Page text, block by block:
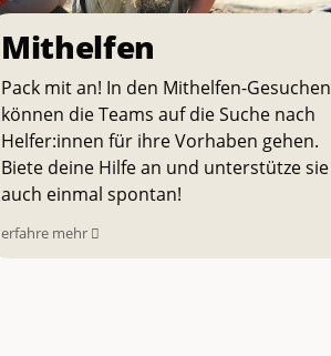
Mithelfen
Pack mit an! In den Mithelfen-Gesuchen
können die Teams auf die Suche nach
Helfer:innen für ihre Vorhaben gehen.
Biete deine Hilfe an und unterstütze sie
auch einmal spontan!
erfahre mehr